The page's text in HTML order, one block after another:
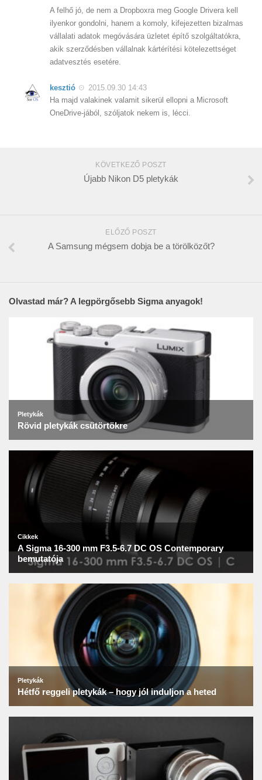
A felhő jó, de nem a Dropboxra meg Google Drivera kell
ilyenkor gondolni, hanem a komoly, kifejezetten bizalmas
vállalati adatok megóvására üzletet építő szolgáltatókra,
akik szerződésben vállalnak kártérítési kötelezettséget
adatvesztés esetére.
kesztió
2015.09.30 14:43
Ha majd valakinek valamit sikerül ellopni a Microsoft
OneDrive-jából, szóljatok nekem is, lécci.
KÖVETKEZŐ POSZT
Újabb Nikon D5 pletykák
ELŐZŐ POSZT
A Samsung mégsem dobja be a törölközőt?
Olvastad már? A legpörgősebb Sigma anyagok!